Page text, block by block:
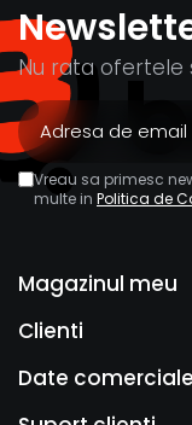
Nu rata ofertele
Vreau sa primesc
multe in Politica de
Magazinul meu
Clienti
Date comerciale